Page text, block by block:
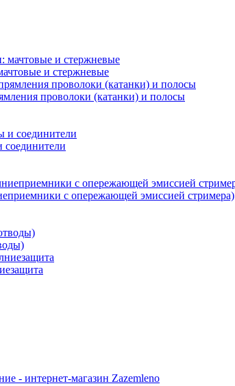
и стержневые
проволоки (катанки) и полосы
с опережающей эмиссией стримера)